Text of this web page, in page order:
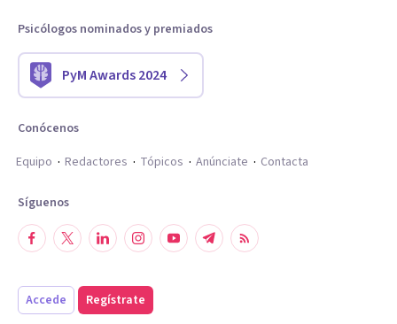
Psicólogos nominados y premiados
PyM Awards 2024
Conócenos
Equipo
Redactores Tópicos Anúnciate Contacta
Síguenos
Accede Regístrate